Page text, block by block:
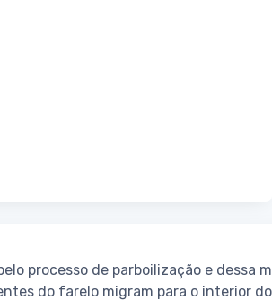
processo de parboilização e
do farelo migram para o interior do